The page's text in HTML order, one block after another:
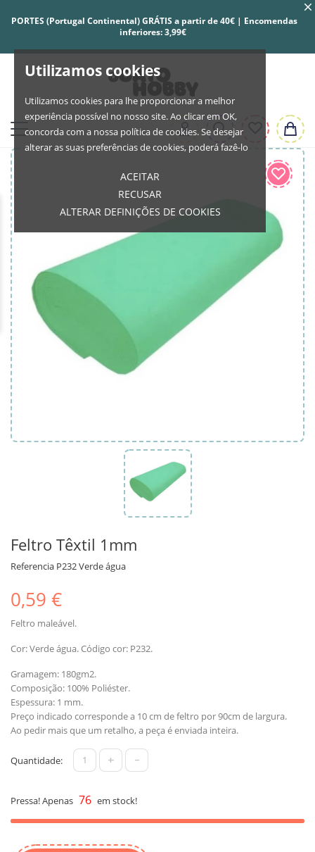
Utilizamos cookies
Utilizamos cookies para lhe proporcionar a melhor
experiência possível no nosso site. Ao clicar em OK,
concorda com a nossa política de cookies. Se desejar
alterar as suas preferências de cookies, poderá fazê-lo
ACEITAR
RECUSAR
ALTERAR DEFINIÇÕES DE COOKIES
PORTES (Portugal Continental) GRÁTIS a partir de 40€ | Encomendas
inferiores: 3,99€
Feltro Têxtil 1mm
Referencia P232 Verde água
0,59 €
Feltro maleável.
Cor: Verde água. Código cor: P232.
Gramagem: 180gm2.
Composição: 100% Poliéster.
Espessura: 1 mm.
Preço indicado corresponde a 10 cm de feltro por 90cm de largura.
Ao pedir mais que um retalho, a peça é enviada inteira.
Quantidade: + -
Pressa! Apenas 76 em stock!